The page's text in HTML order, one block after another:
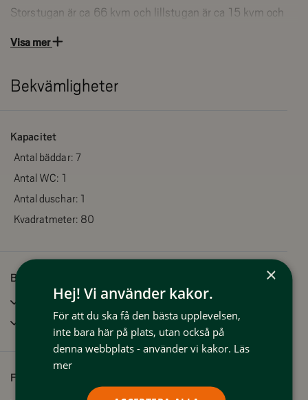
Storstugan är ca 66 kvm och lillstugan är ca 15 kvm och
Läget är lugnt och trevligt med närhet till både centrala
HUSET
STORSTUGAN
Kök med kyl, frys, spis, ugn, diskmaskin, micro, kaffebryggare.
Allrum: Öppen planlösning med matbord, tv, soffa och braskamin.
Badrum: med badkar, tvättmaskin
Sovrum 1: Dubbelsäng 160cm
Sovrum 2: 120 cm säng
Visa mer
Bekvämligheter
Kapacitet
Antal bäddar: 7
Antal WC: 1
Antal duschar: 1
Kvadratmeter: 80
Bra att veta
Incheckning (tidigast): 16.00
Utcheckning (senast): 10.00
Faciliteter
×
Hej! Vi använder kakor.
För att du ska få den bästa upplevelsen,
inte bara här på plats, utan också på
denna webbplats - använder vi kakor. Läs
mer